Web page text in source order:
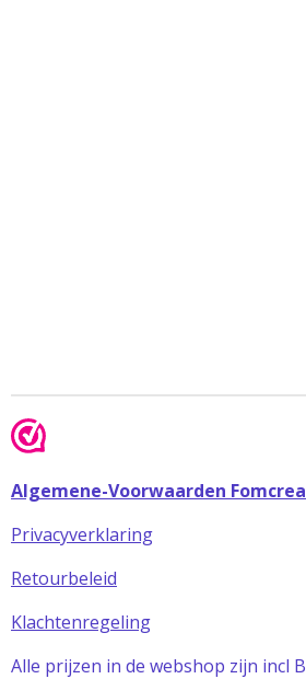
Algemene-Voorwaarden
Privacyverklaring
Retourbeleid
Klachtenregeling
Alle prijzen in de webshop zijn incl